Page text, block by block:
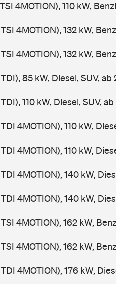
4MOTION), 110 kW,
4MOTION), 132 kW,
4MOTION), 132 kW,
85 kW, Diesel, SUV, ab
110 kW, Diesel, SUV, ab
4MOTION), 110 kW,
4MOTION), 110 kW,
4MOTION), 140 kW,
4MOTION), 140 kW,
4MOTION), 162 kW,
4MOTION), 162 kW,
4MOTION), 176 kW,